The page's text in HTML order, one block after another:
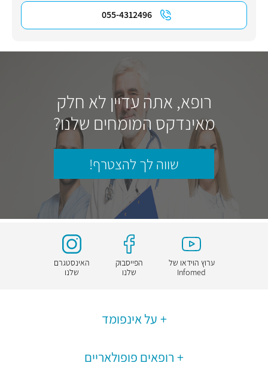
055-4312496
רופא, אתה עדיין לא חלק
מאינדקס המומחים שלנו?
שווה לך להצטרף!
ערוץ הוידאו של
Infomed
הפייסבוק
שלנו
האינסטגרם
שלנו
על אינפומד
רופאים פופולאריים